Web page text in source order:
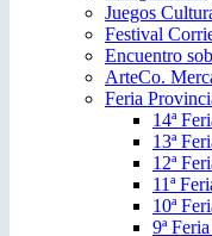
Juegos
Festival
Encuentro
ArteCo.
Feria
14ª
13ª
12ª
11ª
10ª
9ª